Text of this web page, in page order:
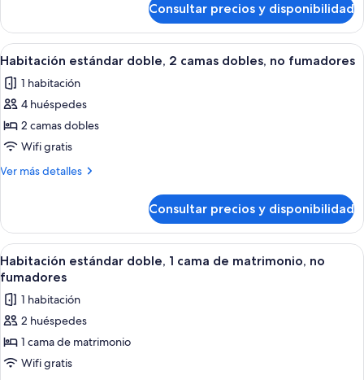
no
fumadores,
planta
baja
estándar
doble,
2
dobles,
no
planta
baja
Consultar precios y disponibilidad
Abrir
todas
las
fotos
de
Habitación
estándar
camas
dobles,
no
fumadores
Un dormitorio moderno con dos
20
Habitación estándar doble, 2 camas dobles, no fumadores
1 habitación
4 huéspedes
2 camas dobles
Wifi gratis
Ver más detalles
Más
estándar
doble,
2
camas
no
fumadores
Consultar precios y disponibilidad
Abrir
todas
las
fotos
de
Habitación
estándar
Un dormitorio moderno con una
22
Habitación estándar doble, 1 cama de matrimonio, no
fumadores
1 habitación
2 huéspedes
1 cama de matrimonio
Wifi gratis